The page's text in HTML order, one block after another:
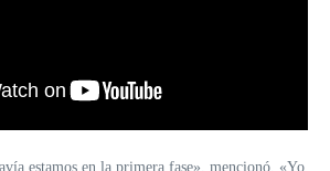
estamos en la primera fase», mencionó. «Yo